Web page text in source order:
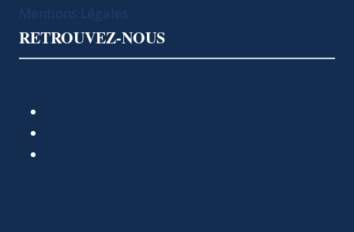
Mentions Légales
RETROUVEZ-NOUS